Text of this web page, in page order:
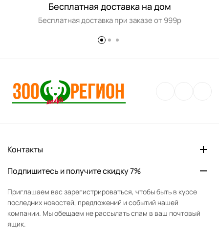
Бесплатная доставка на дом
Бесплатная доставка при заказе от 999р
Контакты
Подпишитесь и получите скидку 7%
Приглашаем вас зарегистрироваться, чтобы быть в курсе
последних новостей, предложений и событий нашей
компании. Мы обещаем не рассылать спам в ваш почтовый
ящик.